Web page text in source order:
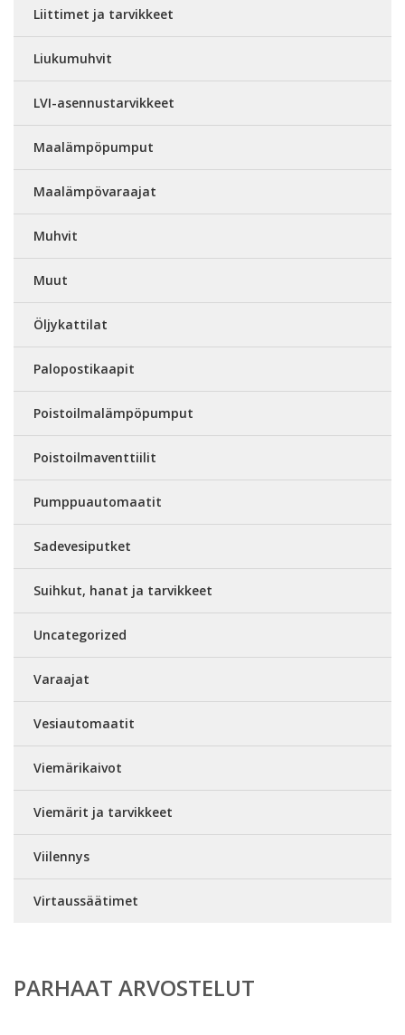
Liittimet ja tarvikkeet
Liukumuhvit
LVI-asennustarvikkeet
Maalämpöpumput
Maalämpövaraajat
Muhvit
Muut
Öljykattilat
Palopostikaapit
Poistoilmalämpöpumput
Poistoilmaventtiilit
Pumppuautomaatit
Sadevesiputket
Suihkut, hanat ja tarvikkeet
Uncategorized
Varaajat
Vesiautomaatit
Viemärikaivot
Viemärit ja tarvikkeet
Viilennys
Virtaussäätimet
PARHAAT ARVOSTELUT